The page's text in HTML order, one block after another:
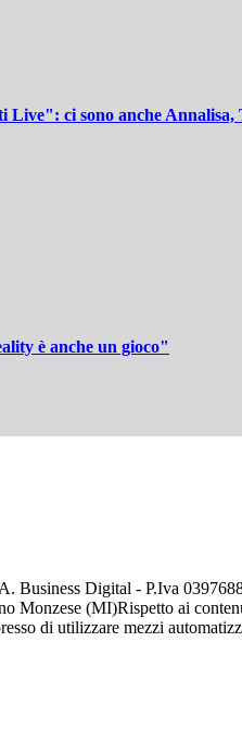
ci sono anche Annalisa,
è anche un gioco"
Business Digital - P.Iva
Monzese (MI)Rispetto ai
di utilizzare mezzi